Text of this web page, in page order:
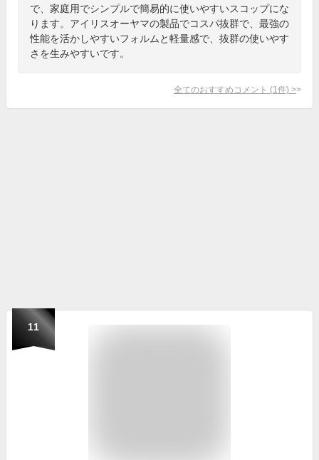
で、家庭用でシンプルで簡易的に使いやすいスコップにな
ります。アイリスオーヤマの製品でコスパ抜群で、最強の
性能を活かしやすいフォルムと軽量感で、抜群の使いやす
さを生みやすいです。
全てのおすすめコメント (1 件) >
11